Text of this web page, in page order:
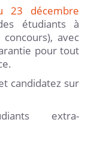
23 décembre
étudiants à
avec
pour tout
candidatez sur
extra-